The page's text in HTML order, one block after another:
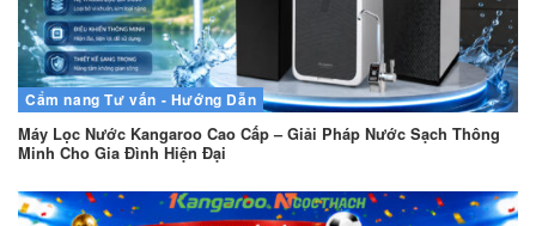
Cẩm nang Tư vấn - Hướng Dẫn
Máy Lọc Nước Kangaroo Cao Cấp – Giải Pháp Nước Sạch Thông
Minh Cho Gia Đình Hiện Đại